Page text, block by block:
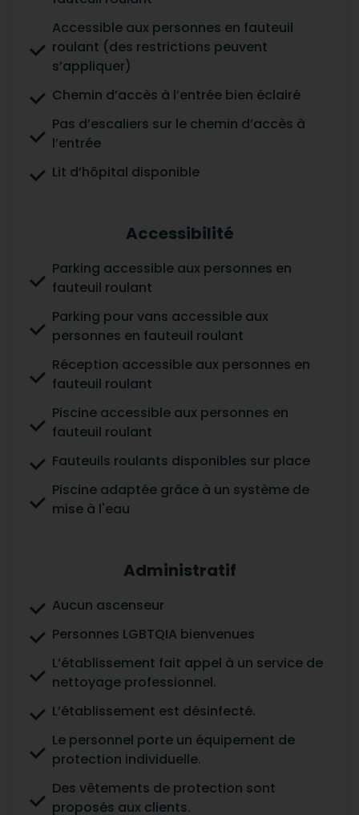
Accessible aux personnes en fauteuil
roulant (des restrictions peuvent
s’appliquer)
Chemin d’accès à l’entrée bien éclairé
Pas d’escaliers sur le chemin d’accès à
l’entrée
Lit d’hôpital disponible
Accessibilité
Parking accessible aux personnes en
fauteuil roulant
Parking pour vans accessible aux
personnes en fauteuil roulant
Réception accessible aux personnes en
fauteuil roulant
Piscine accessible aux personnes en
fauteuil roulant
Fauteuils roulants disponibles sur place
Piscine adaptée grâce à un système de
mise à l'eau
Administratif
Aucun ascenseur
Personnes LGBTQIA bienvenues
L’établissement fait appel à un service de
nettoyage professionnel.
L’établissement est désinfecté.
Le personnel porte un équipement de
protection individuelle.
Des vêtements de protection sont
proposés aux clients.